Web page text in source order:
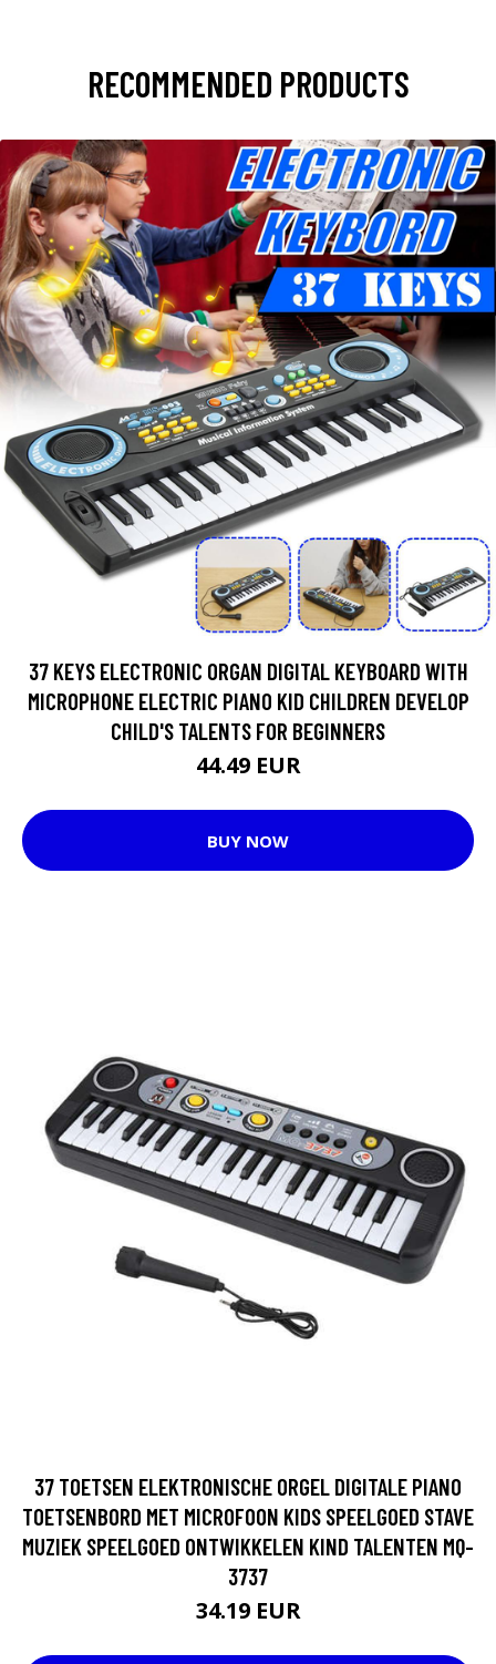
RECOMMENDED PRODUCTS
37 KEYS ELECTRONIC ORGAN DIGITAL KEYBOARD WITH
MICROPHONE ELECTRIC PIANO KID CHILDREN DEVELOP
CHILD'S TALENTS FOR BEGINNERS
44.49 EUR
BUY NOW
37 TOETSEN ELEKTRONISCHE ORGEL DIGITALE PIANO
TOETSENBORD MET MICROFOON KIDS SPEELGOED STAVE
MUZIEK SPEELGOED ONTWIKKELEN KIND TALENTEN MQ-
3737
34.19 EUR